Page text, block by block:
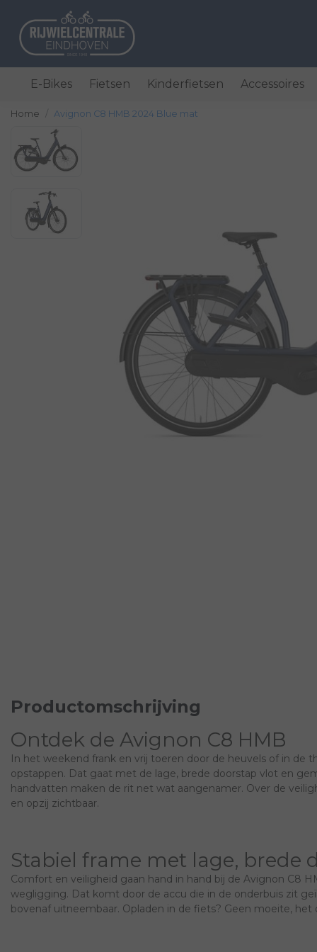
E-Bikes Fietsen Kinderfietsen Accessoires
Home Avignon C8 HMB 2024 Blue mat
Productomschrijving
Ontdek de Avignon C8 HMB
In het weekend frank en vrij toeren door de heuvels of in
opstappen. Dat gaat met de lage, brede doorstap vlot en
handvatten maken de rit net wat aangenamer. Over de
en opzij zichtbaar.
Stabiel frame met lage, brede
Comfort en veiligheid gaan hand in hand bij de Avignon C8
wegligging. Dat komt door de accu die in de onderbuis zit
bovenaf uitneembaar. Opladen in de fiets? Geen moeite,